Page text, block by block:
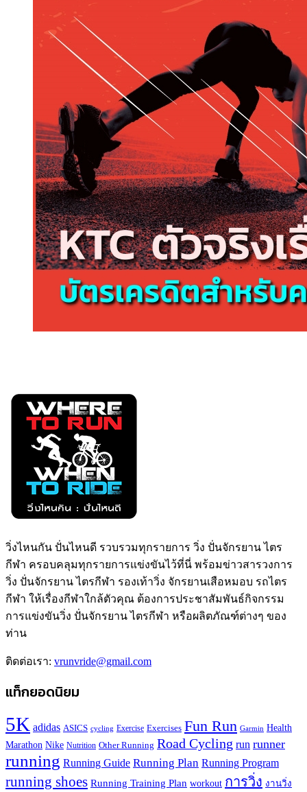
วิ่งไหนกัน ปั่นไหนดี รวบรวมทุกรายการ วิ่ง ปั่นจักรยาน ไตร
กีฬา ครอบคลุมทุกรายการแข่งขันไว้ที่นี่ พร้อมข่าวสารวงการ
วิ่ง ปั่นจักรยาน ไตรกีฬา รองเท้าวิ่ง จักรยานเสือหมอบ รถไตร
กีฬา ให้เรื่องกีฬาใกล้ตัวคุณ ต้องการประชาสัมพันธ์กิจกรรม
การแข่งขันวิ่ง ปั่นจักรยาน ไตรกีฬา หรือผลิตภัณฑ์ต่างๆ ของ
ท่าน
ติดต่อเรา: vrunvride@gmail.com
แท็กยอดนิยม
5K adidas ASICS cycling Exercise Exercises Fun Run Garmin Health
Marathon Nike Nutrition Other Running Road Cycling run runner
running Running Guide Running Plan Running Program
running shoes Running Training Plan workout การวิ่ง งานวิ่ง